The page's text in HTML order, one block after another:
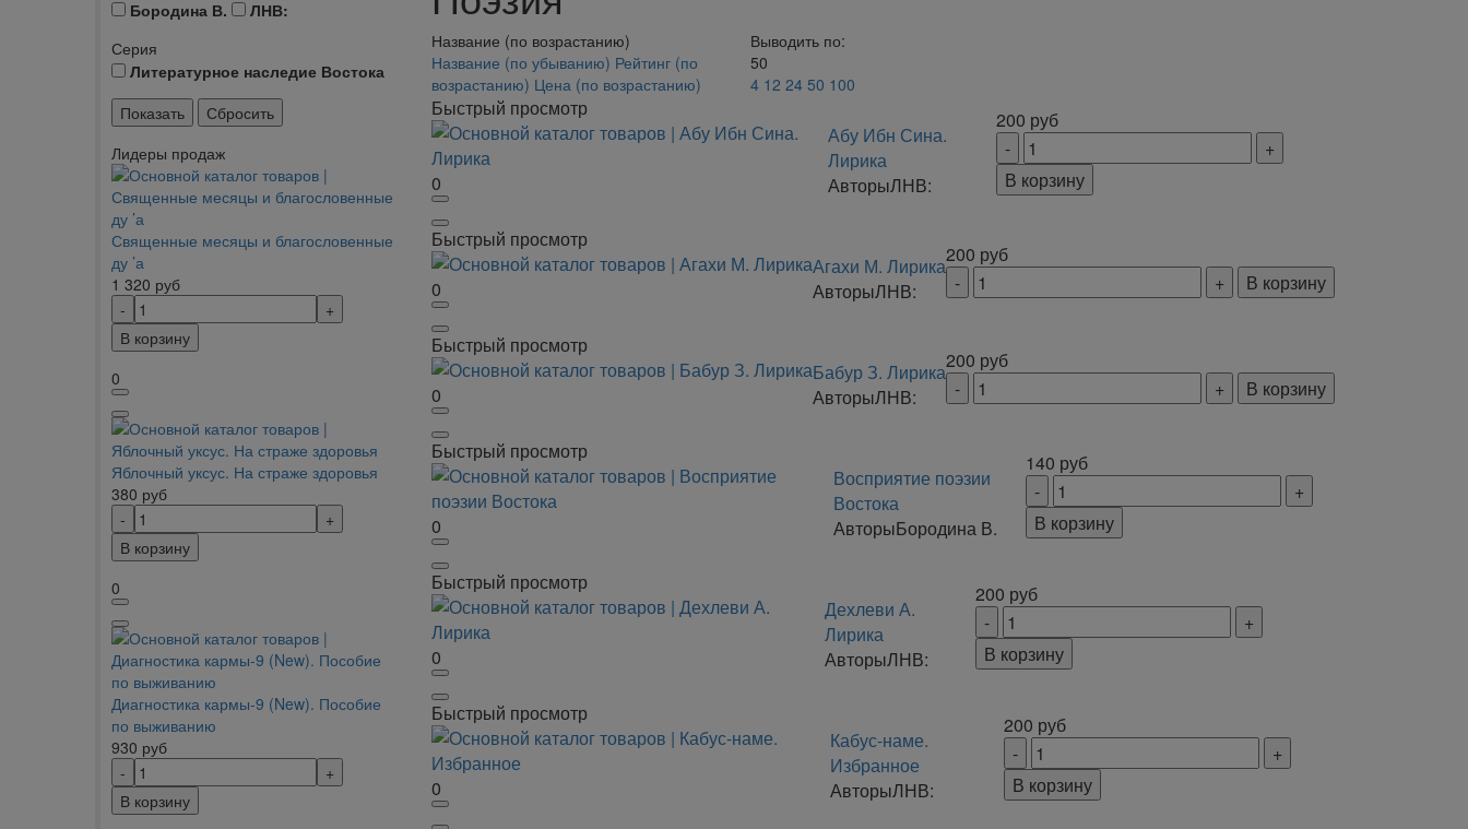
Бородина В.
ЛНВ:
Серия
Литературное наследие Востока
Лидеры продаж
Священные месяцы и благословенные
ду ’а
1 320 руб
В корзину
0
Яблочный уксус. На страже здоровья
380 руб
В корзину
0
Диагностика кармы-9 (New). Пособие
по выживанию
930 руб
В корзину
Название (по возрастанию)
Название (по убыванию) Рейтинг (по
возрастанию) Цена (по возрастанию)
Выводить по:
50
4 12 24 50 100
Быстрый просмотр
0
Абу Ибн Сина.
Лирика
АвторыЛНВ:
200 руб
В корзину
Быстрый просмотр
0
Агахи М. Лирика
АвторыЛНВ:
200 руб
В корзину
Быстрый просмотр
0
Бабур З. Лирика
АвторыЛНВ:
200 руб
В корзину
Быстрый просмотр
0
Восприятие поэзии
Востока
АвторыБородина В.
140 руб
В корзину
Быстрый просмотр
0
Дехлеви А.
Лирика
АвторыЛНВ:
200 руб
В корзину
Быстрый просмотр
0
Кабус-наме.
Избранное
АвторыЛНВ:
200 руб
В корзину